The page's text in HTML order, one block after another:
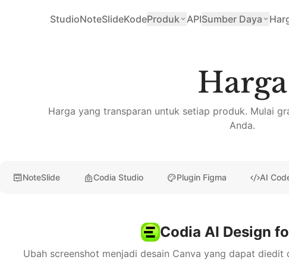
StudioNoteSlideKodeProduk APISumber Daya
Harga
Harga yang transparan untuk setiap produk. Mulai
Anda.
NoteSlide Codia Studio Plugin Figma AI
Codia AI Design